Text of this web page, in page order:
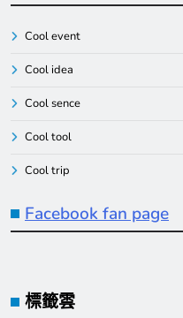
Cool event
Cool idea
Cool sence
Cool tool
Cool trip
Facebook fan page
標籤雲